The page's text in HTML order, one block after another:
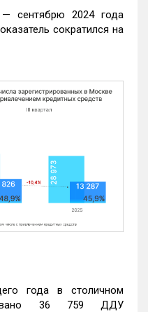
сентябрю 2024 года
сократился на
года в столичном
36 759 ДДУ